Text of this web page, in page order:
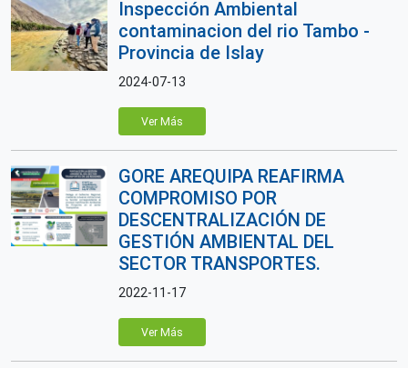
Inspección Ambiental
contaminacion del rio Tambo -
Provincia de Islay
2024-07-13
Ver Más
GORE AREQUIPA REAFIRMA
COMPROMISO POR
DESCENTRALIZACIÓN DE
GESTIÓN AMBIENTAL DEL
SECTOR TRANSPORTES.
2022-11-17
Ver Más